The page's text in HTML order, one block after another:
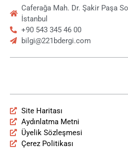
Caferağa Mah. Dr. Şakir Paşa
İstanbul
+90 543 345 46 00
bilgi@221bdergi.com
Site Haritası
Aydınlatma Metni
Üyelik Sözleşmesi
Çerez Politikası